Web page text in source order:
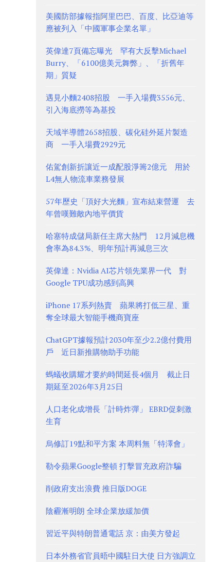
美國防部據報指阿里巴巴、百度、比亞迪等
應被列入「中國軍事企業名單」
英偉達7頁備忘曝光 罕有大反擊Michael
Burry、「6100億美元舞弊」、「折舊年
期」質疑
遇見小麵2408招股 一手入場費3556元、
引入海底撈等為基投
天域半導體2658招股、碳化硅外延片製造
商 一手入場費2929元
佑駕創新折讓近一成配股淨籌2億元 用於
L4無人物流車業務發展
57年歷史「頂好大光麵」宣布結束營運 去
年曾嘆難敵內地平價貨
哈塞特成儲局新任主席大熱門 12月減息機
會率為84.3%、明年預計再減息三次
英偉達：Nvidia AI芯片領先業界一代 對
Google TPU成功感到高興
iPhone 17系列熱賣 蘋果將打低三星、重
奪全球最大智能手機商寶座
ChatGPT據報預計2030年至少2.2億付費用
戶 近日新推購物助手功能
螞蟻收購耀才要約時間延長4個月 截止日
期延至2026年3月25日
人口老化成增長「計時炸彈」 EBRD促刺激
生育
烏修訂19點和平方案 本周料無「特澤會」
勒令蘋果Google整頓 打擊冒充政府詐騙
削政府支出浪費 推日版DOGE
陰霾漸明朗 全球企業放緩加價
習近平與特朗普通電話 京：由美方發起
日本外務省官員晤中國駐日大使 日方強調立